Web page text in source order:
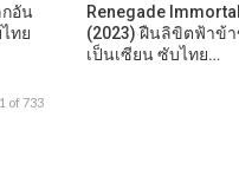
กอัน
ทย
Renegade Immortal
(2023) ฝืนลิขิตฟ้าข้
เป็นเซียน ซับไทย…
1 of 733